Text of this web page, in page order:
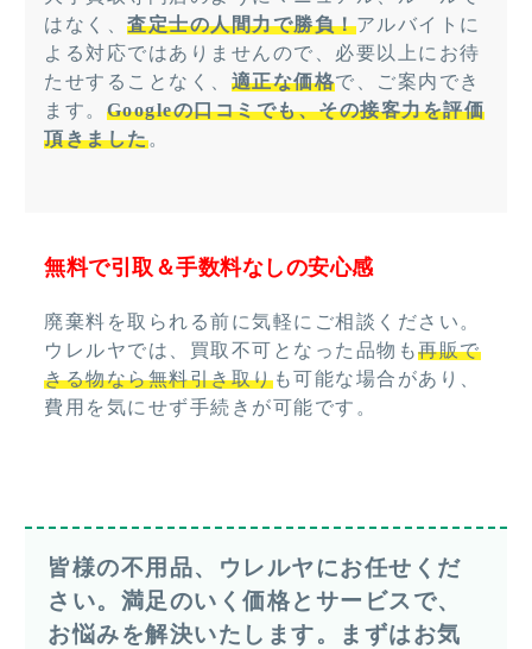
はなく、 査定士の人間力で勝負！アルバイトに
よる対応ではありませんので、必要以上にお待
たせすることなく、 適正な価格で、ご案内でき
ます。 Googleの口コミでも、その接客力を評価
頂きました。
無料で引取＆手数料なしの安心感
廃棄料を取られる前に気軽にご相談ください。
ウレルヤでは、買取不可となった品物も再販で
きる物なら無料引き取りも可能な場合があり、
費用を気にせず手続きが可能です。
皆様の不用品、ウレルヤにお任せくだ
さい。満足のいく価格とサービスで、
お悩みを解決いたします。まずはお気